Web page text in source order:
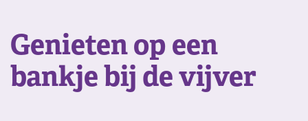
Genieten op een
bankje bij de vijver